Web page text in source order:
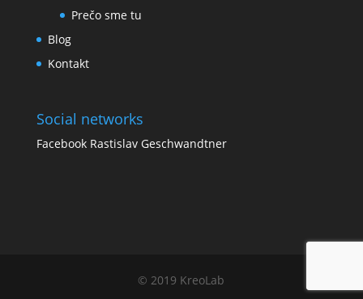
Prečo sme tu
Blog
Kontakt
Social networks
Facebook Rastislav Geschwandtner
© 2019 KreoLab